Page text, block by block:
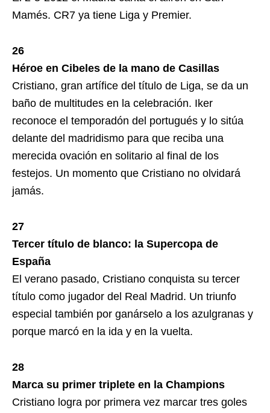
Mamés. CR7 ya tiene Liga y Premier.
26
Héroe en Cibeles de la mano de Casillas
Cristiano, gran artífice del título de Liga, se da un
baño de multitudes en la celebración. Iker
reconoce el temporadón del portugués y lo sitúa
delante del madridismo para que reciba una
merecida ovación en solitario al final de los
festejos. Un momento que Cristiano no olvidará
jamás.
27
Tercer título de blanco: la Supercopa de
España
El verano pasado, Cristiano conquista su tercer
título como jugador del Real Madrid. Un triunfo
especial también por ganárselo a los azulgranas y
porque marcó en la ida y en la vuelta.
28
Marca su primer triplete en la Champions
Cristiano logra por primera vez marcar tres goles